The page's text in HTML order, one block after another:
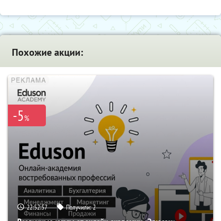
Похожие акции:
-5%
22:52:56 Получили:2